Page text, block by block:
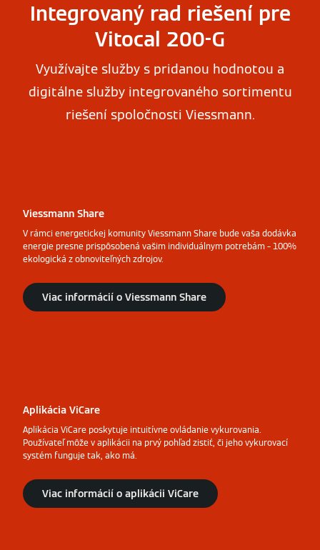
Integrovaný rad riešení pre
Vitocal 200-G
Využívajte služby s pridanou hodnotou a
digitálne služby integrovaného sortimentu
riešení spoločnosti Viessmann.
Viessmann Share
V rámci energetickej komunity Viessmann Share bude vaša dodávka
energie presne prispôsobená vašim individuálnym potrebám – 100%
ekologická z obnoviteľných zdrojov.
Viac informácií o Viessmann Share
Aplikácia ViCare
Aplikácia ViCare poskytuje intuitívne ovládanie vykurovania.
Používateľ môže v aplikácii na prvý pohľad zistiť, či jeho vykurovací
systém funguje tak, ako má.
Viac informácií o aplikácii ViCare